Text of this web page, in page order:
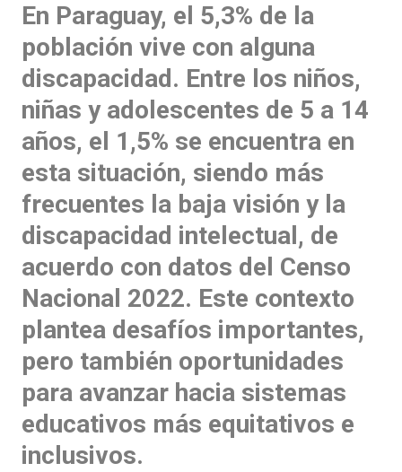
En Paraguay, el 5,3% de la
población vive con alguna
discapacidad. Entre los niños,
niñas y adolescentes de 5 a 14
años, el 1,5% se encuentra en
esta situación, siendo más
frecuentes la baja visión y la
discapacidad intelectual, de
acuerdo con datos del Censo
Nacional 2022. Este contexto
plantea desafíos importantes,
pero también oportunidades
para avanzar hacia sistemas
educativos más equitativos e
inclusivos.